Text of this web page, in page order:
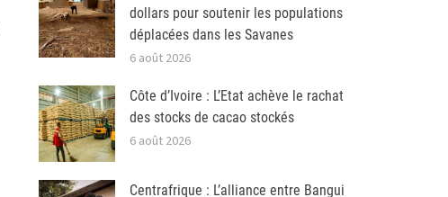
dollars pour soutenir les populations
déplacées dans les Savanes
6 août 2026
Côte d’Ivoire : L’Etat achève le rachat
des stocks de cacao stockés
6 août 2026
Centrafrique : L’alliance entre Bangui